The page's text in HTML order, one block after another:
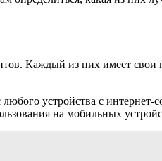
Каждый из них имеет свои
устройства с
на мобильных